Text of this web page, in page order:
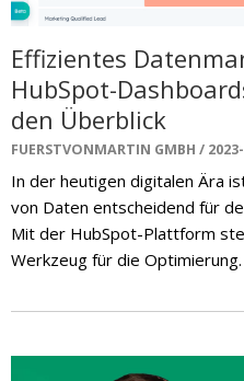
Effizientes
HubSpot-
den Überblick
FUERSTVONMARTIN GMBH
In der heutigen digitalen Ära
von Daten entscheidend für
Mit der HubSpot-Plattform
Werkzeug für die Optimierung.